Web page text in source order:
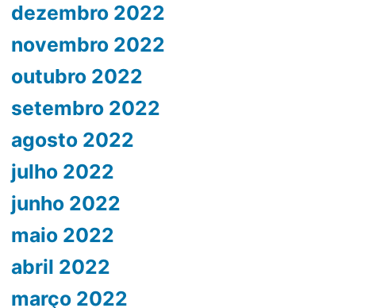
dezembro 2022
novembro 2022
outubro 2022
setembro 2022
agosto 2022
julho 2022
junho 2022
maio 2022
abril 2022
março 2022